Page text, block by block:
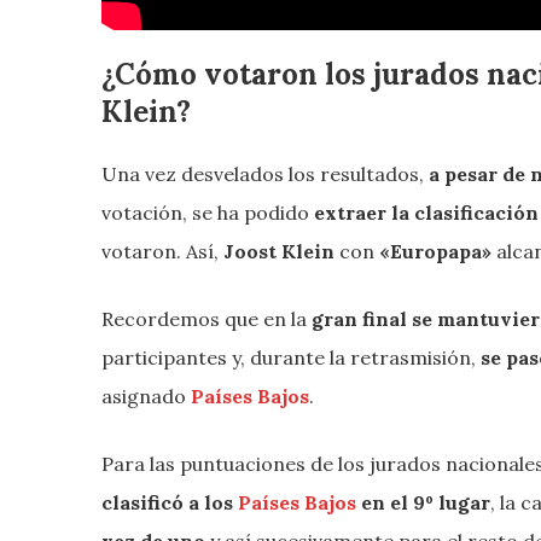
¿Cómo votaron los jurados
Klein?
Una vez desvelados los resultados, a pesar de
votación, se ha podido extraer la clasificación
votaron. Así, Joost Klein con «Europapa»
Recordemos que en la gran final se
participantes y, durante la retrasmisión, se
asignado Países Bajos.
Para las puntuaciones de los jurados
clasificó a los Países Bajos en el 9º lugar, la